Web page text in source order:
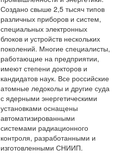
Создано свыше 2,5 тысяч типов
различных приборов и систем,
специальных электронных
блоков и устройств нескольких
поколений. Многие специалисты,
работающие на предприятии,
имеют степени докторов и
кандидатов наук. Все российские
атомные ледоколы и другие суда
с ядерными энергетическими
установками оснащены
автоматизированными
системами радиационного
контроля, разработанными и
изготовленными СНИИП.